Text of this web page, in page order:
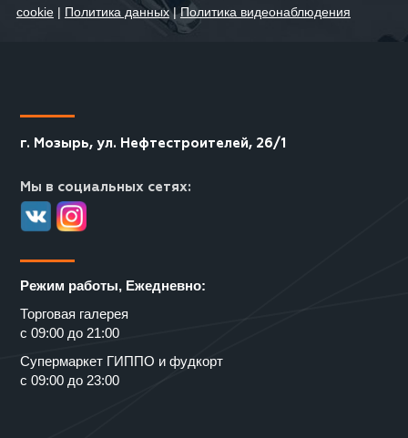
cookie| Политика данных|Политика видеонаблюдения
г. Мозырь, ул. Нефтестроителей, 26/1
Мы в социальных сетях:
Режим работы, Ежедневно:
Торговая галерея
с 09:00 до 21:00
Супермаркет ГИППО и фудкорт
с 09:00 до 23:00